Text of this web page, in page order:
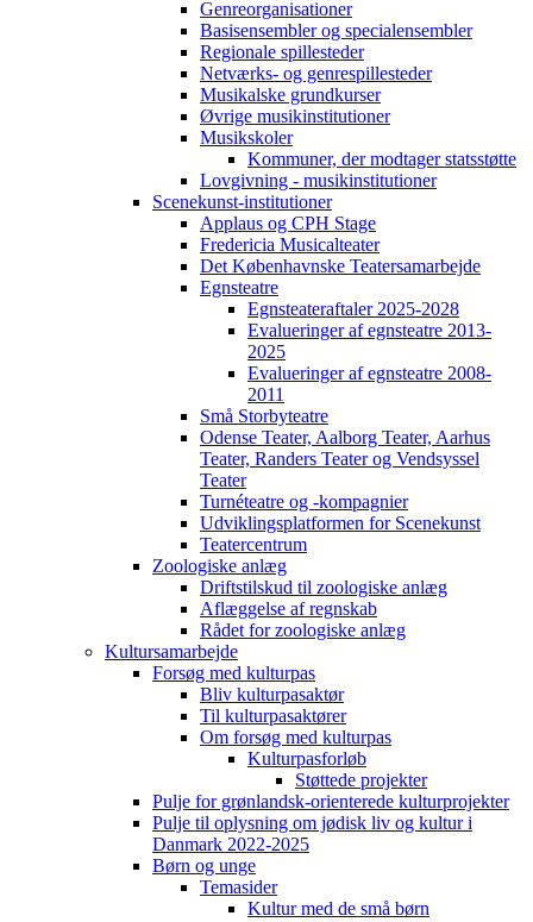
Genreorganisationer
Basisensembler og specialensembler
Regionale spillesteder
Netværks- og genrespillesteder
Musikalske grundkurser
Øvrige musikinstitutioner
Musikskoler
Kommuner, der modtager statsstøtte
Lovgivning - musikinstitutioner
Scenekunst-institutioner
Applaus og CPH Stage
Fredericia Musicalteater
Det Københavnske Teatersamarbejde
Egnsteatre
Egnsteateraftaler 2025-2028
Evalueringer af egnsteatre 2013-
2025
Evalueringer af egnsteatre 2008-
2011
Små Storbyteatre
Odense Teater, Aalborg Teater, Aarhus
Teater, Randers Teater og Vendsyssel
Teater
Turnéteatre og -kompagnier
Udviklingsplatformen for Scenekunst
Teatercentrum
Zoologiske anlæg
Driftstilskud til zoologiske anlæg
Aflæggelse af regnskab
Rådet for zoologiske anlæg
Kultursamarbejde
Forsøg med kulturpas
Bliv kulturpasaktør
Til kulturpasaktører
Om forsøg med kulturpas
Kulturpasforløb
Støttede projekter
Pulje for grønlandsk-orienterede kulturprojekter
Pulje til oplysning om jødisk liv og kultur i
Danmark 2022-2025
Børn og unge
Temasider
Kultur med de små børn